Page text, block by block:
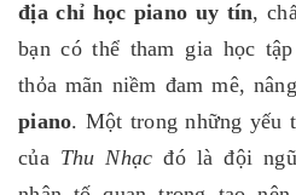
địa chỉ học piano uy tín,
bạn có thể tham gia học
thỏa mãn niềm đam mê,
piano. Một trong những yếu
của Thu Nhạcđó là đội